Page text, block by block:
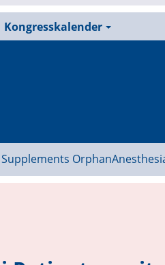
Kongresskalender
Supplements